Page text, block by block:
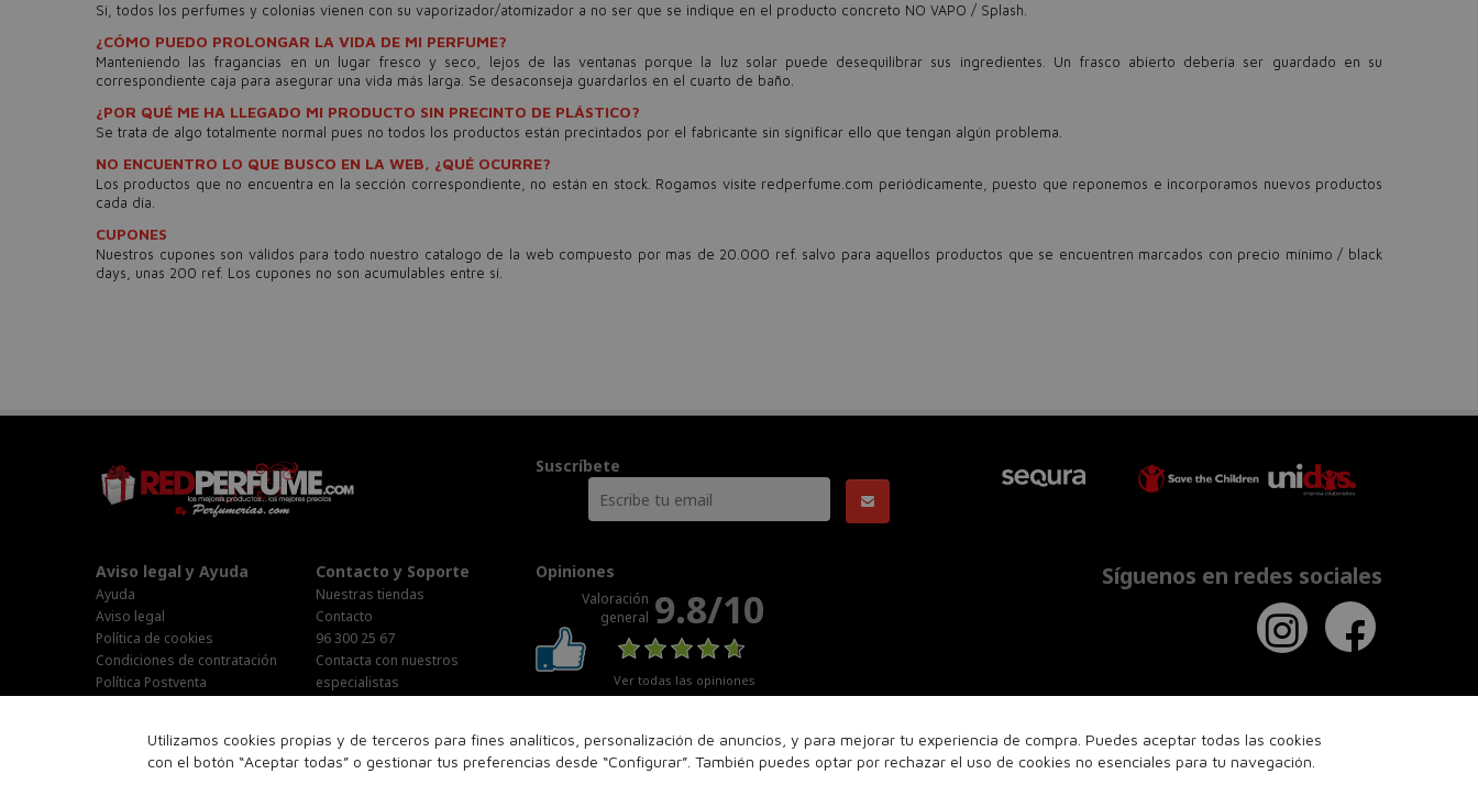
Sí, todos los perfumes y colonias vienen con su vaporizador/atomizador a no ser que se indique en el producto concreto NO VAPO / Splash.
¿CÓMO PUEDO PROLONGAR LA VIDA DE MI PERFUME?
Manteniendo las fragancias en un lugar fresco y seco, lejos de las ventanas porque la luz solar puede desequilibrar sus ingredientes. Un frasco abierto debería ser guardado en su
correspondiente caja para asegurar una vida más larga. Se desaconseja guardarlos en el cuarto de baño.
¿POR QUÉ ME HA LLEGADO MI PRODUCTO SIN PRECINTO DE PLÁSTICO?
Se trata de algo totalmente normal pues no todos los productos están precintados por el fabricante sin significar ello que tengan algún problema.
NO ENCUENTRO LO QUE BUSCO EN LA WEB, ¿QUÉ OCURRE?
Los productos que no encuentra en la sección correspondiente, no están en stock. Rogamos visite redperfume.com periódicamente, puesto que reponemos e incorporamos nuevos productos
cada día.
CUPONES
Nuestros cupones son válidos para todo nuestro catalogo de la web compuesto por mas de 20.000 ref. salvo para aquellos productos que se encuentren marcados con precio mínimo / black
days, unas 200 ref. Los cupones no son acumulables entre sí.
Utilizamos cookies propias y de terceros para fines analíticos, personalización de anuncios, y para mejorar tu experiencia de compra. Puedes aceptar todas las cookies
con el botón “Aceptar todas” o gestionar tus preferencias desde “Configurar”. También puedes optar por rechazar el uso de cookies no esenciales para tu navegación.
Suscríbete
Aviso legal y Ayuda
Ayuda
Aviso legal
Política de cookies
Condiciones de contratación
Política Postventa
Contacto y Soporte
Nuestras tiendas
Contacto
96 300 25 67
Contacta con nuestros
especialistas
Lunes-Jueves : 9:00h-19:00h
Viernes : 9:00h-14:00h
Opiniones
Valoración
general 9.8/10
Ver todas las opiniones
Síguenos en redes sociales